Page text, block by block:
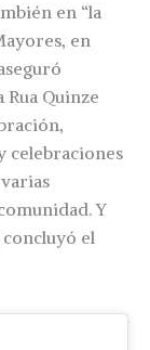
en “la
en
Quinze
celebraciones
Y
el